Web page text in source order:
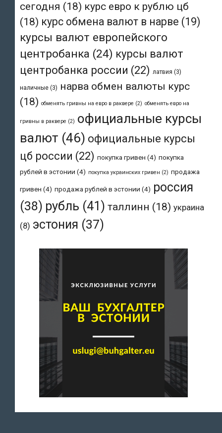
сегодня (18) курс евро к рублю цб
(18) курс обмена валют в нарве (19)
курсы валют европейского
центробанка (24) курсы валют
центробанка россии (22) латвия (3)
наличные (3) нарва обмен валюты курс
(18) обменять гривны на евро в раквере (2) обменять евро на
гривны в раквере (2) официальные курсы
валют (46) официальные курсы
цб россии (22) покупка гривен (4) покупка
рублей в эстонии (4) покупка украинских гривен (2) продажа
гривен (4) продажа рублей в эстонии (4) россия
(38) рубль (41) таллинн (18) украина
(8) эстония (37)